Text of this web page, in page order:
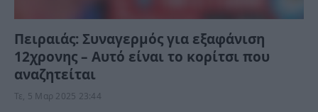
Πειραιάς: Συναγερμός για εξαφάνιση
12χρονης – Αυτό είναι το κορίτσι που
αναζητείται
Τε, 5 Μαρ 2025 23:44